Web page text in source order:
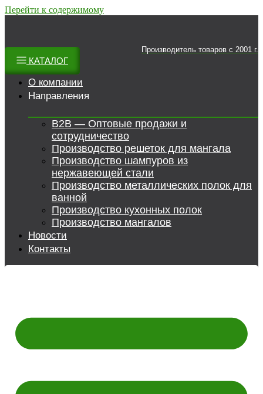
Перейти к содержимому
Производитель товаров c 2001 г.
КАТАЛОГ
О компании
Направления
B2B — Оптовые продажи и
сотрудничество
Производство решеток для мангала
Производство шампуров из
нержавеющей стали
Производство металлических полок для
ванной
Производство кухонных полок
Производство мангалов
Новости
Контакты